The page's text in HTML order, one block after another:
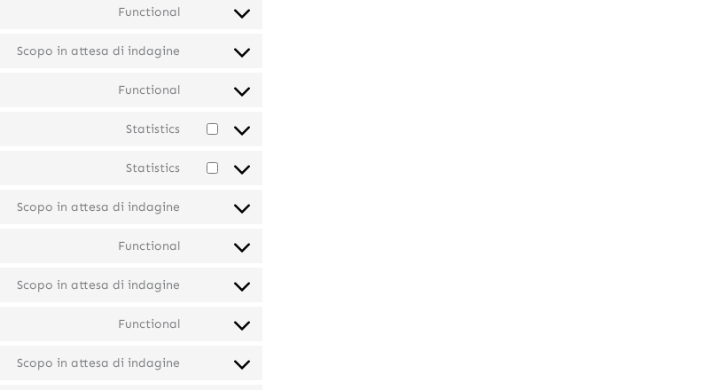
Functional
Scopo in attesa di indagine
Functional
Statistics
Statistics
Scopo in attesa di indagine
Functional
Scopo in attesa di indagine
Functional
Scopo in attesa di indagine